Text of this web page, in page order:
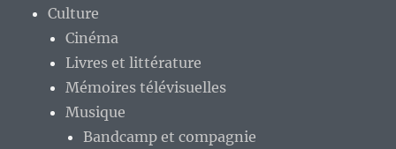
Culture
Cinéma
Livres et littérature
Mémoires télévisuelles
Musique
Bandcamp et compagnie